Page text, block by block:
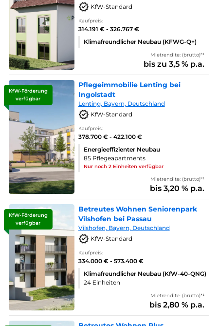
KfW-Standard
Kaufpreis:
314.191 € - 326.767 €
Klimafreundlicher Neubau (KFWG-Q+)
Mietrendite: (brutto)*¹
bis zu 3,5 % p.a.
KfW-Förderung
verfügbar
Pflegeimmobilie Lenting bei
Ingolstadt
Lenting, Bayern, Deutschland
KfW-Standard
Kaufpreis:
378.700 € - 422.100 €
Energieeffizienter Neubau
85 Pflegeapartments
Nur noch 2 Einheiten verfügbar
Mietrendite: (brutto)*¹
bis 3,20 % p.a.
KfW-Förderung
verfügbar
Betreutes Wohnen Seniorenpark
Vilshofen bei Passau
Vilshofen, Bayern, Deutschland
KfW-Standard
Kaufpreis:
334.000 € - 573.400 €
Klimafreundlicher Neubau (KfW-40-QNG)
24 Einheiten
Mietrendite: (brutto)*¹
bis 2,80 % p.a.